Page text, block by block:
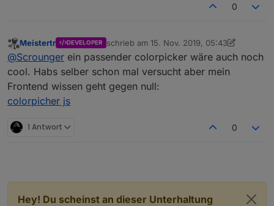
0
Offline
Meistertr DEVELOPER schrieb am 15. Nov. 2019, 05:43
zuletzt editiert von Meistertr
@Scrounger ein passender colorpicker wäre auch noch
cool. Habs selber schon mal versucht aber mein
Frontend wissen geht gegen null:
colorpicher js
1 Antwort 0
Hey! Du scheinst an dieser Unterhaltung